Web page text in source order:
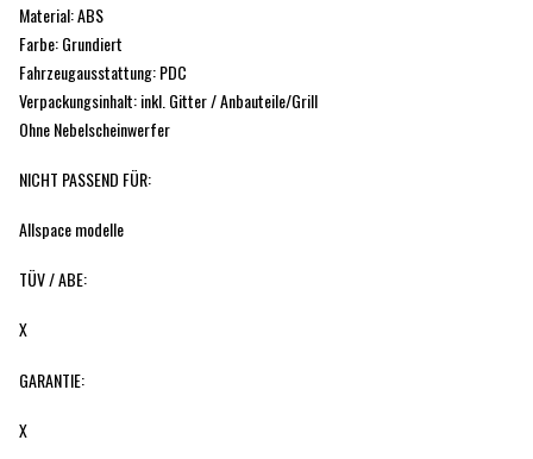
Material: ABS
Farbe: Grundiert
Fahrzeugausstattung: PDC
Verpackungsinhalt: inkl. Gitter / Anbauteile/Grill
Ohne Nebelscheinwerfer
NICHT PASSEND FÜR:
Allspace modelle
TÜV / ABE:
X
GARANTIE:
X